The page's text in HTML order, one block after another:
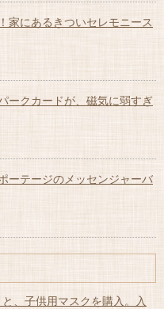
家にあるきついセレモニース
ークカードが、磁気に弱すぎ
ーテージのメッセンジャーバ
、子供用マスクを購入。入